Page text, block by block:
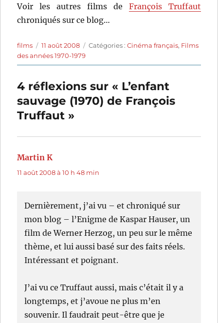
Voir les autres films de François Truffaut
chroniqués sur ce blog…
Auteur
films
Publié
le
11 août 2008 Catégories
Catégories :Cinéma français, Films
des années 1970-1979
4 réflexions sur « L’enfant
sauvage (1970) de François
Truffaut »
Martin K
11 août 2008 à 10 h 48 min
Dernièrement, j’ai vu – et chroniqué sur
mon blog – l’Enigme de Kaspar Hauser, un
film de Werner Herzog, un peu sur le même
thème, et lui aussi basé sur des faits réels.
Intéressant et poignant.
J’ai vu ce Truffaut aussi, mais c’était il y a
longtemps, et j’avoue ne plus m’en
souvenir. Il faudrait peut-être que je